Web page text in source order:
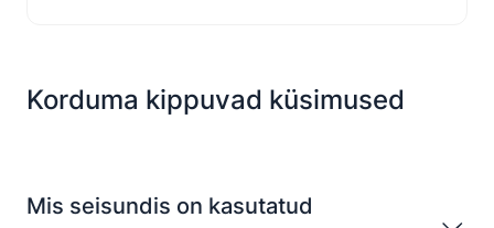
Korduma kippuvad küsimused
Mis seisundis on kasutatud